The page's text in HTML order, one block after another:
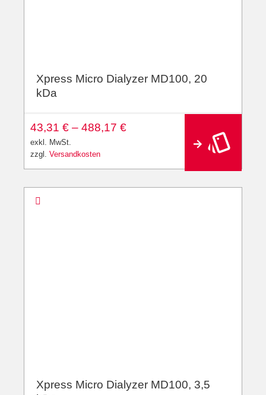
Xpress Micro Dialyzer MD100, 20
kDa
43,31 € – 488,17 €
exkl. MwSt.
zzgl. Versandkosten
a
v
Xpress Micro Dialyzer MD100, 3,5